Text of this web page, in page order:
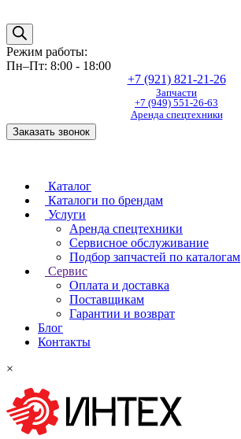
Режим работы:
Пн–Пт: 8:00 - 18:00
+7 (921) 821-21-26
Запчасти
+7 (949) 551-26-63
Аренда спецтехники
Заказать звонок
Каталог
Каталоги по брендам
Услуги
Аренда спецтехники
Сервисное обслуживание
Подбор запчастей по каталогам
Сервис
Оплата и доставка
Поставщикам
Гарантии и возврат
Блог
Контакты
×